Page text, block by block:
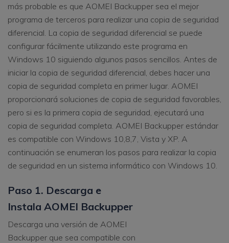
más probable es que AOMEI Backupper sea el mejor
programa de terceros para realizar una copia de seguridad
diferencial. La copia de seguridad diferencial se puede
configurar fácilmente utilizando este programa en
Windows 10 siguiendo algunos pasos sencillos. Antes de
iniciar la copia de seguridad diferencial, debes hacer una
copia de seguridad completa en primer lugar. AOMEI
proporcionará soluciones de copia de seguridad favorables,
pero si es la primera copia de seguridad, ejecutará una
copia de seguridad completa. AOMEI Backupper estándar
es compatible con Windows 10,8,7, Vista y XP. A
continuación se enumeran los pasos para realizar la copia
de seguridad en un sistema informático con Windows 10.
Paso 1. Descarga e
Instala AOMEI Backupper
Descarga una versión de AOMEI
Backupper que sea compatible con